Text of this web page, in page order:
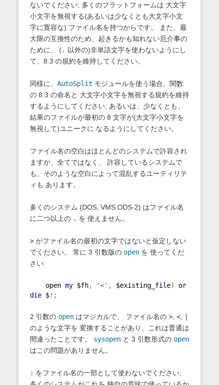
ないでください; 多くのプラットフォームは 大文字
小文字を無視する(あるいは少なくとも大文字小文
字に寛容な) ファイル名を持つからです。 また、最
大限の互換性のため、起きるかも知れない厄介事の
ために、 (. 以外の)非単語文字を使わないようにし
て、8.3 の規約を維持してください。
同様に、 AutoSplit モジュールを使う場合、関数
の 8.3 の命名と 大文字小文字を無視する規約を維持
するようにしてください; あるいは、少なくとも、
結果のファイルが最初の 8 文字が(大文字小文字を
無視して)ユニークに なるようにしてください。
ファイル名の空白はほとんどのシステムで許容され
ますが、全てではなく、 許容しているシステムで
も、そのような空白によって混乱するユーティリテ
ィも あります。
多くのシステム (DOS, VMS ODS-2) はファイル名
に二つ以上の . を 使えません。
>がファイル名の最初の文字ではないと仮定しない
でください。 常に 3 引数版の openを 使ってくだ
さい:
open my $fh, '<' , $existing_file)
or
die $!;
2 引数の openはマジカルで、 ファイル名の >, <,
のような文字を 変換することがあり、これは普通は
間違ったことです。 sysopenと 3 引数形式の open
はこの問題がありません。
: をファイル名の一部として使わないでください;